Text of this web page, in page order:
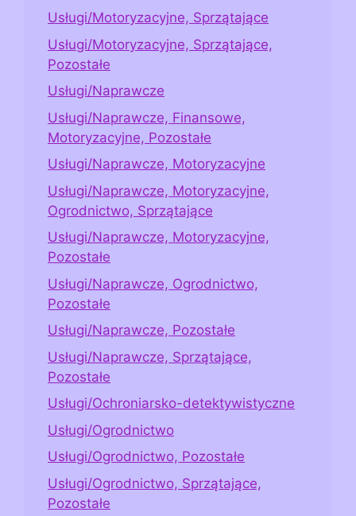
Usługi/Motoryzacyjne, Sprzątające
Usługi/Motoryzacyjne, Sprzątające,
Pozostałe
Usługi/Naprawcze
Usługi/Naprawcze, Finansowe,
Motoryzacyjne, Pozostałe
Usługi/Naprawcze, Motoryzacyjne
Usługi/Naprawcze, Motoryzacyjne,
Ogrodnictwo, Sprzątające
Usługi/Naprawcze, Motoryzacyjne,
Pozostałe
Usługi/Naprawcze, Ogrodnictwo,
Pozostałe
Usługi/Naprawcze, Pozostałe
Usługi/Naprawcze, Sprzątające,
Pozostałe
Usługi/Ochroniarsko-detektywistyczne
Usługi/Ogrodnictwo
Usługi/Ogrodnictwo, Pozostałe
Usługi/Ogrodnictwo, Sprzątające,
Pozostałe